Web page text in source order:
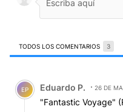
TODOS LOS COMENTARIOS 3
Comentario de Eduardo
EP Eduardo P. 26 DE
"Fantastic Voyage"